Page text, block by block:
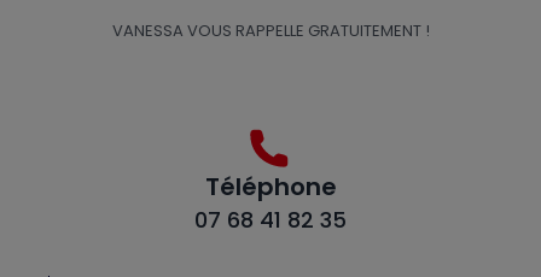
VANESSA VOUS RAPPELLE GRATUITEMENT !
Téléphone
07 68 41 82 35